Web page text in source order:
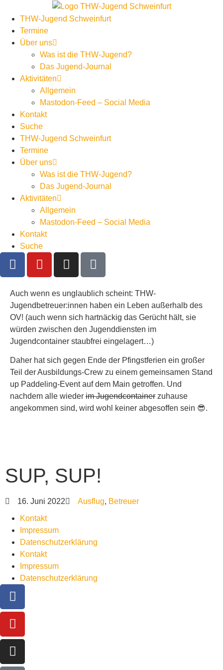
THW-Jugend Schweinfurt
Termine
Über uns
Was ist die THW-Jugend?
Das Jugend-Journal
Aktivitäten
Allgemein
Mastodon-Feed – Social Media
Kontakt
Suche
THW-Jugend Schweinfurt
Termine
Über uns
Was ist die THW-Jugend?
Das Jugend-Journal
Aktivitäten
Allgemein
Mastodon-Feed – Social Media
Kontakt
Suche
Auch wenn es unglaublich scheint: THW-
Jugendbetreuer:innen haben ein Leben außerhalb des
OV! (auch wenn sich hartnäckig das Gerücht hält, sie
würden zwischen den Jugenddiensten im
Jugendcontainer staubfrei eingelagert…)
Daher hat sich gegen Ende der Pfingstferien ein großer
Teil der Ausbildungs-Crew zu einem gemeinsamen Stand
up Paddeling-Event auf dem Main getroffen. Und
nachdem alle wieder im Jugendcontainer zuhause
angekommen sind, wird wohl keiner abgesoffen sein 😎.
SUP, SUP!
16. Juni 2022 Ausflug, Betreuer
Kontakt
Impressum
Datenschutzerklärung
Kontakt
Impressum
Datenschutzerklärung